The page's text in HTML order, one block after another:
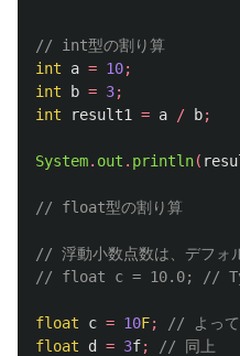
// int型の割り算
int
a = 10;
int
b = 3;
int
result1 = a / b;
System. out . println(
// float型の割り算
// 浮動小数点数は、デフォ
// float c = 10.0; //
float c = 10F;
// よって
float
d = 3f;
// 同上